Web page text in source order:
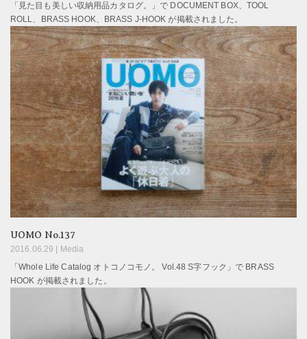
「見た目も美しい収納用品カタログ。」で DOCUMENT BOX、TOOL
ROLL、BRASS HOOK、BRASS J-HOOK が掲載されました。
UOMO No.137
2016.06.29 | Media
「Whole Life Catalog オトコノコモノ。 Vol.48 S字フック」で BRASS
HOOK が掲載されました。